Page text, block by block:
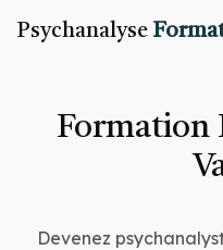
Psychanalyse
Formation
Devenez